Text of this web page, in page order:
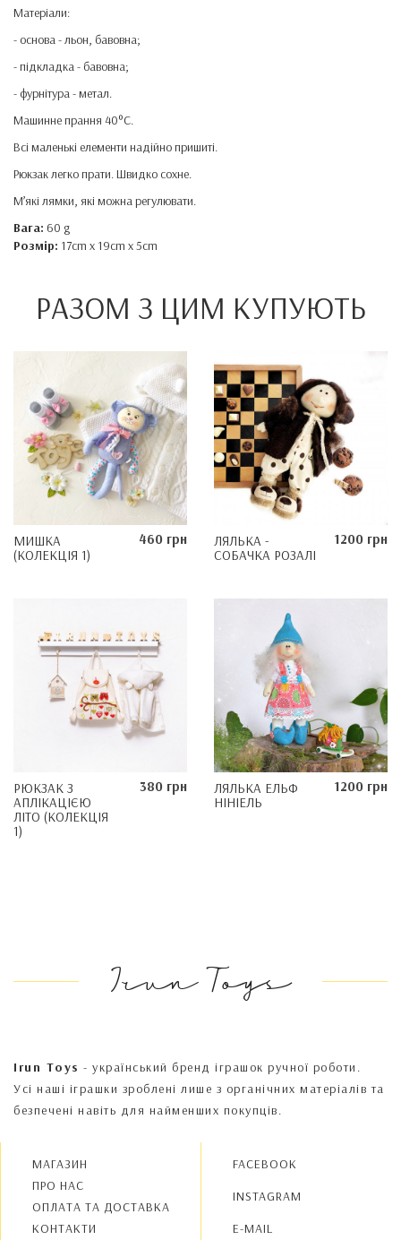
Матеріали:
- основа - льон, бавовна;
- підкладка - бавовна;
- фурнітура - метал.
Машинне прання 40°C.
Всі маленькі елементи надійно пришиті.
Рюкзак легко прати. Швидко сохне.
М’які лямки, які можна регулювати.
Вага: 60 g
Розмір: 17cm x 19cm x 5cm
РАЗОМ З ЦИМ КУПУЮТЬ
МИШКА
(КОЛЕКЦІЯ 1)
460 грн
ЛЯЛЬКА -
СОБАЧКА РОЗАЛІ
1200 грн
РЮКЗАК З
АПЛІКАЦІЄЮ
ЛІТО (КОЛЕКЦІЯ
1)
380 грн
ЛЯЛЬКА ЕЛЬФ
НІНІЕЛЬ
1200 грн
Irun Toys
Irun Toys - український бренд іграшок ручної роботи.
Усі наші іграшки зроблені лише з органічних матеріалів та
безпечені навіть для найменших покупців.
МАГАЗИН
ПРО НАС
OПЛАТА ТА ДОСТАВКА
КОНТАКТИ
FACEBOOK
INSTAGRAM
E-MAIL